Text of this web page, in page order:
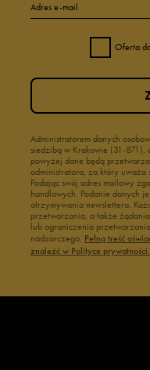
Adres e-mail
Oferta
Administratorem danych
siedzibą w Krakowie (31-871),
powyżej dane będą
administratora, za który uważa
Podając swój adres mailowy
handlowych. Podanie danych
otrzymywania newslettera.
przetwarzania, a także
lub ograniczenia
nadzorczego. Pełną treść
znaleźć w Polityce prywatności.